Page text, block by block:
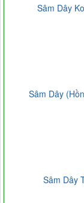
Sâm Dây
Sâm Dây
Sâm Dây